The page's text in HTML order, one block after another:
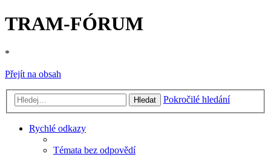
TRAM-FÓRUM
*
Přejít na obsah
Hledat Pokročilé hledání
Rychlé odkazy
Témata bez odpovědí